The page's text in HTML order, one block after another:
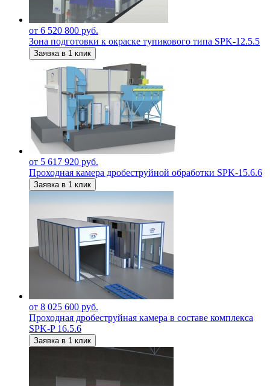
от 6 520 800 руб.
Зона подготовки к окраске тупикового типа SPK-12.5.5
Заявка в 1 клик
от 5 617 920 руб.
Проходная камера дробеструйной обработки SPK-15.6.6
Заявка в 1 клик
от 8 025 600 руб.
Проходная дробеструйная камера в составе комплекса
SPK-P 16.5.6
Заявка в 1 клик